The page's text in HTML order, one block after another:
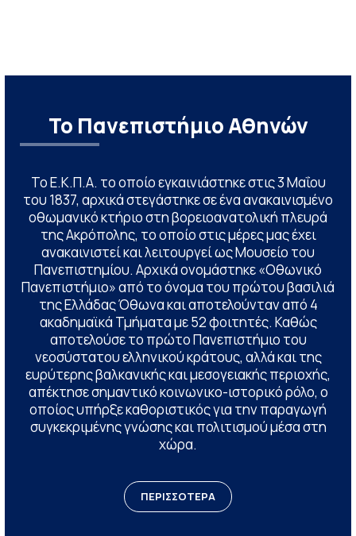
Το Πανεπιστήμιο Αθηνών
Το Ε.Κ.Π.Α. το οποίο εγκαινιάστηκε στις 3 Μαΐου
του 1837, αρχικά στεγάστηκε σε ένα ανακαινισμένο
οθωμανικό κτήριο στη βορειοανατολική πλευρά
της Ακρόπολης, το οποίο στις μέρες μας έχει
ανακαινιστεί και λειτουργεί ως Μουσείο του
Πανεπιστημίου. Αρχικά ονομάστηκε «Οθωνικό
Πανεπιστήμιο» από το όνομα του πρώτου βασιλιά
της Ελλάδας Όθωνα και αποτελούνταν από 4
ακαδημαϊκά Τμήματα με 52 φοιτητές. Καθώς
αποτελούσε το πρώτο Πανεπιστήμιο του
νεοσύστατου ελληνικού κράτους, αλλά και της
ευρύτερης βαλκανικής και μεσογειακής περιοχής,
απέκτησε σημαντικό κοινωνικο-ιστορικό ρόλο, ο
οποίος υπήρξε καθοριστικός για την παραγωγή
συγκεκριμένης γνώσης και πολιτισμού μέσα στη
χώρα.
ΠΕΡΙΣΣΟΤΕΡΑ